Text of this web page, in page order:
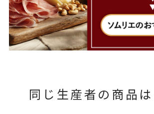
同じ生産者の商品